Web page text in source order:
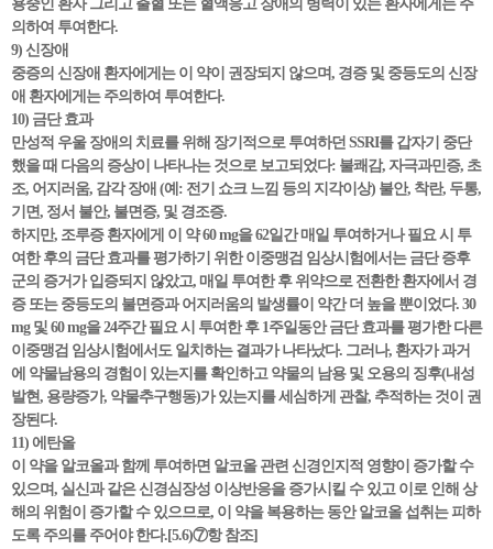
용중인 환자 그리고 출혈 또는 혈액응고 장애의 병력이 있는 환자에게는 주
의하여 투여한다.
9) 신장애
중증의 신장애 환자에게는 이 약이 권장되지 않으며, 경증 및 중등도의 신장
애 환자에게는 주의하여 투여한다.
10) 금단 효과
만성적 우울 장애의 치료를 위해 장기적으로 투여하던 SSRI를 갑자기 중단
했을 때 다음의 증상이 나타나는 것으로 보고되었다: 불쾌감, 자극과민증, 초
조, 어지러움, 감각 장애 (예: 전기 쇼크 느낌 등의 지각이상) 불안, 착란, 두통,
기면, 정서 불안, 불면증, 및 경조증.
하지만, 조루증 환자에게 이 약 60 mg을 62일간 매일 투여하거나 필요 시 투
여한 후의 금단 효과를 평가하기 위한 이중맹검 임상시험에서는 금단 증후
군의 증거가 입증되지 않았고, 매일 투여한 후 위약으로 전환한 환자에서 경
증 또는 중등도의 불면증과 어지러움의 발생률이 약간 더 높을 뿐이었다. 30
mg 및 60 mg을 24주간 필요 시 투여한 후 1주일동안 금단 효과를 평가한 다른
이중맹검 임상시험에서도 일치하는 결과가 나타났다. 그러나, 환자가 과거
에 약물남용의 경험이 있는지를 확인하고 약물의 남용 및 오용의 징후(내성
발현, 용량증가, 약물추구행동)가 있는지를 세심하게 관찰, 추적하는 것이 권
장된다.
11) 에탄올
이 약을 알코올과 함께 투여하면 알코올 관련 신경인지적 영향이 증가할 수
있으며, 실신과 같은 신경심장성 이상반응을 증가시킬 수 있고 이로 인해 상
해의 위험이 증가할 수 있으므로, 이 약을 복용하는 동안 알코올 섭취는 피하
도록 주의를 주어야 한다.[5.6)⑦항 참조]